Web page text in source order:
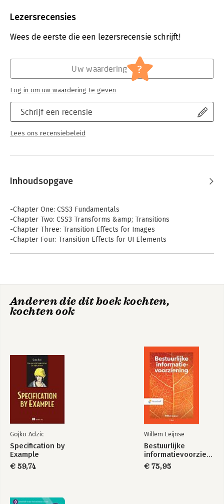
your site, with animation
interactive galleries and slideshows
-Chain CSS3 syntax with @media queries, filters and 3D
transformations to create responsive animations with depth
-Provide animation to mobile devices without Flash or
Uitgever:
Verschijningsdatum:
10-12-2012
IT-management / ICT
Lezersrecensies
Wees de eerste die een lezersrecensie schrijft!
Schrijf een recensie
Lees ons recensiebeleid
Uw waardering ?
Log in om uw waardering te geven
Inhoudsopgave
-Chapter One: CSS3 Fundamentals
-Chapter Two: CSS3 Transforms &amp; Transitions
-Chapter Three: Transition Effects for Images
-Chapter Four: Transition Effects for UI Elements
-Chapter Nine: CSS 3D &amp; Parallax Effects
-Chapter Ten: Tools &amp; Technologies
Anderen die dit boek kochten,
kochten ook
Gojko Adzic
Specification by
Example
€ 59,74
Willem Leijnse
Bestuurlijke
informatievoorziening
€ 75,95